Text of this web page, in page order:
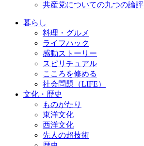
共産党についての九つの論評
暮らし
料理・グルメ
ライフハック
感動ストーリー
スピリチュアル
こころを修める
社会問題（LIFE）
文化・歴史
ものがたり
東洋文化
西洋文化
先人の超技術